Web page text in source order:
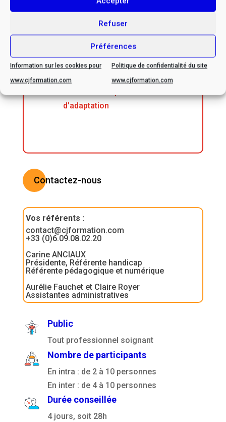
Refuser
Préférences
Information sur les cookies pour
www.cjformation.com
Politique de confidentialité du site
www.cjformation.com
* Si vous êtes en situation
de handicap, veuillez nous
contacter afin d’envisager
d’adaptation
Contactez-nous
Vos référents :
contact@cjformation.com
+33 (0)6.09.08.02.20
Carine ANCIAUX
Présidente, Référente handicap
Référente pédagogique et numérique
Aurélie Fauchet et Claire Royer
Assistantes administratives
Public
Tout professionnel soignant
Nombre de participants
En intra : de 2 à 10 personnes
En inter : de 4 à 10 personnes
Durée conseillée
4 jours, soit 28h